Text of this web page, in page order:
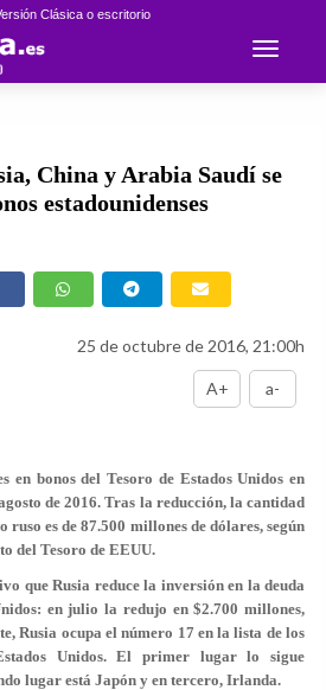
Clásica o escritorio
Toggle
China y Arabia Saudí se
estadounidenses
25 de octubre de 2016, 21:00h
A+ a-
en bonos del Tesoro de Estados Unidos en
de 2016. Tras la reducción, la cantidad
ruso es de 87.500 millones de dólares, según
del Tesoro de EEUU.
que Rusia reduce la inversión en la deuda
en julio la redujo en $2.700 millones,
Rusia ocupa el número 17 en la lista de los
Unidos. El primer lugar lo sigue
lugar está Japón y en tercero, Irlanda.